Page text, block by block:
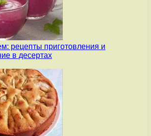
рецепты приготовления и
в десертах